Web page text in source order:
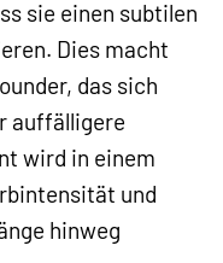
sie einen subtilen
Dies macht
das sich
auffälligere
wird in einem
und
hinweg